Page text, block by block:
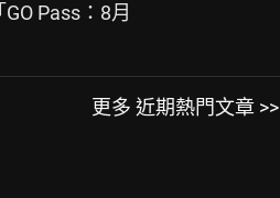
Pass：8月
更多 近期熱門文章 >>